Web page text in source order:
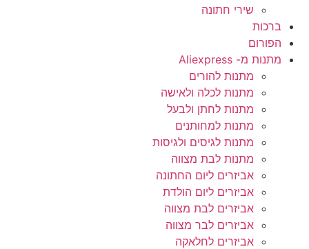
שירי חתונה
ברכות
הפורום
מתנות מ- Aliexpress
מתנות להורים
מתנות לכלה ולאישה
מתנות לחתן ולבעל
מתנות למחותנים
מתנות לגיסים ולגיסות
מתנות לבת מצווה
אביזרים ליום החתונה
אביזרים ליום הולדת
אביזרים לבת מצווה
אביזרים לבר מצווה
אביזרים לחלאקה